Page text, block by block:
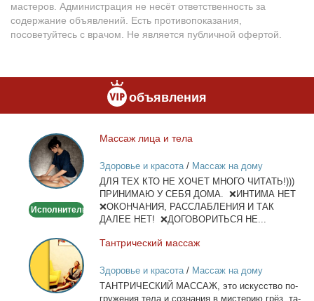
мастеров. Администрация не несёт ответственность за
содержание объявлений. Есть противопоказания,
посоветуйтесь с врачом. Не является публичной офертой.
объявления
Массаж
лица
и
тела
Исполнитель
Мас­саж ли­ца и те­ла
Здоровье и красота/ Массаж на дому
ДЛЯ ТЕХ КТО НЕ ХОЧЕТ МНОГО ЧИТАТЬ!)))
ПРИНИМАЮ У СЕБЯ ДОМА. ❌ИНТИМА НЕТ
❌ОКОНЧАНИЯ, РАССЛАБЛЕНИЯ И ТАК
ДАЛЕЕ НЕТ! ❌ДОГОВОРИТЬСЯ НЕ...
Тантрический
массаж
Тан­три­че­ский мас­саж
Здоровье и красота/ Массаж на дому
ТАНТРИЧЕСКИЙ МАССАЖ, это ис­кус­ство по­
гру­же­ния те­ла и со­зна­ния в ми­сте­рию грёз, та­